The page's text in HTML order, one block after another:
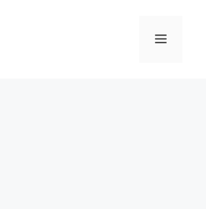
메